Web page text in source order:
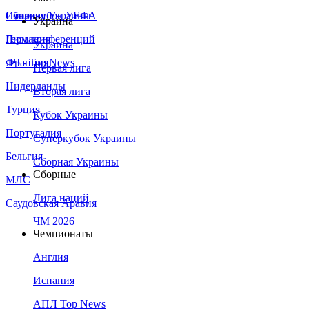
Сборная Украины
Италия
Германия
Франция
Нидерланды
Турция
Португалия
Бельгия
МЛС
Саудовская Аравия
Суперкубок УЕФА
Лига конференций
ЛЧ - Top News
Украина
Украина
Первая лига
Вторая лига
Кубок Украины
Суперкубок Украины
Сборная Украины
Сборные
Лига наций
ЧМ 2026
Чемпионаты
Англия
Испания
АПЛ Top News